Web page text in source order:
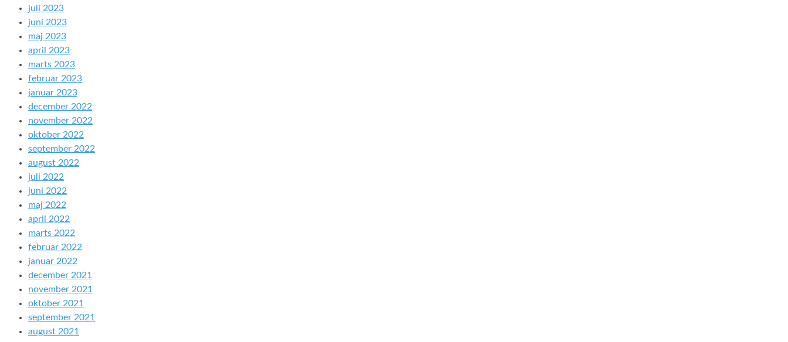
juli 2023
juni 2023
maj 2023
april 2023
marts 2023
februar 2023
januar 2023
december 2022
november 2022
oktober 2022
september 2022
august 2022
juli 2022
juni 2022
maj 2022
april 2022
marts 2022
februar 2022
januar 2022
december 2021
november 2021
oktober 2021
september 2021
august 2021